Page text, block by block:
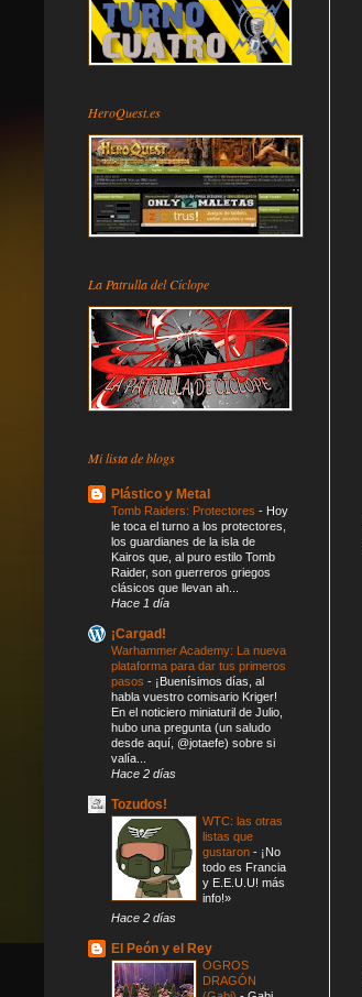
HeroQuest.es
La Patrulla del Cíclope
Mi lista de blogs
Plástico y Metal
Tomb Raiders: Protectores - Hoy
le toca el turno a los protectores,
los guardianes de la isla de
Kairos que, al puro estilo Tomb
Raider, son guerreros griegos
clásicos que llevan ah...
Hace 1 día
¡Cargad!
Warhammer Academy: La nueva
plataforma para dar tus primeros
pasos - ¡Buenísimos días, al
habla vuestro comisario Kriger!
En el noticiero miniaturil de Julio,
hubo una pregunta (un saludo
desde aquí, @jotaefe) sobre si
valía...
Hace 2 días
Tozudos!
WTC: las otras
listas que
gustaron - ¡No
todo es Francia
y E.E.U.U! más
info!»
Hace 2 días
El Peón y el Rey
OGROS
DRAGÓN